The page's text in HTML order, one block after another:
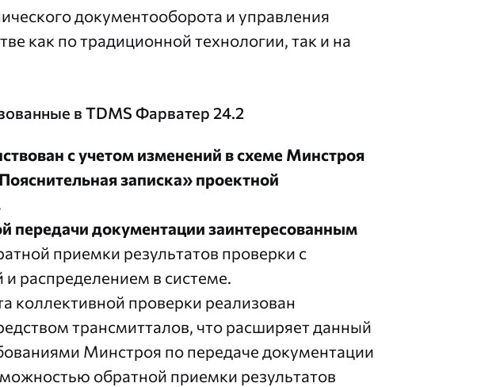
документооборота и управления
как по традиционной технологии, так и на
в TDMS Фарватер 24.2
с учетом изменений в схеме Минстроя
записка» проектной
передачи документации заинтересованным
приемки результатов проверки с
распределением в системе.
коллективной проверки реализован
трансмитталов, что расширяет данный
Минстроя по передаче документации
обратной приемки результатов